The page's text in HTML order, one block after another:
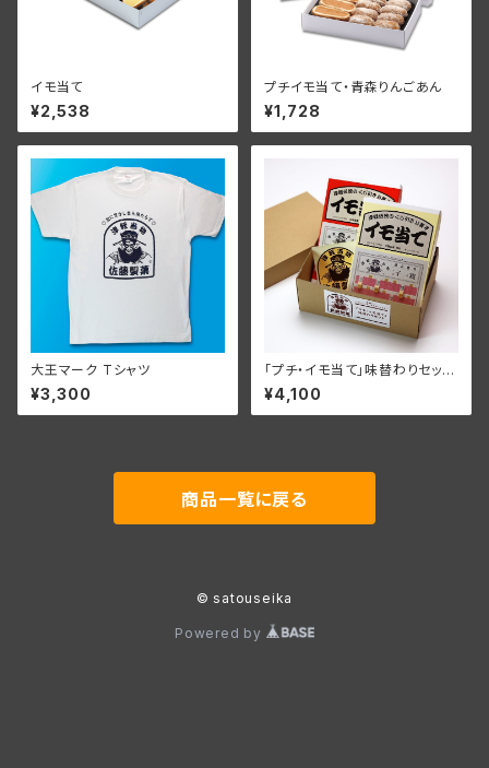
イモ当て
¥2,538
プチイモ当て・青森りんごあん
¥1,728
大王マーク Tシャツ
¥3,300
「プチ・イモ当て」味替わりセット
【送料無料】
¥4,100
商品一覧に戻る
© satouseika
Powered by